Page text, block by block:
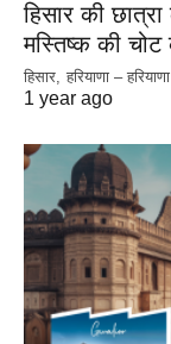
हिसार की
मस्तिष्क की
हिसार, हरियाणा –
1 year ago